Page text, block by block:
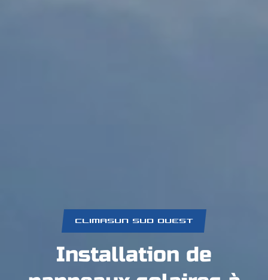
CLIMASUN SUD OUEST
Installation de